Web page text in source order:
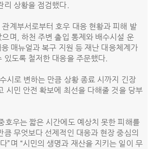
리 상황을 점검했다.
계부서로부터 호우 대응 현황과 피해 발
며, 하천 주변 출입 통제와 배수시설 운
매뉴얼과 복구 지원 등 재난 대응체계가
있도록 철저한 대응을 주문했다.
시로 변하는 만큼 상황 종료 시까지 긴장
시민 안전 확보에 최선을 다해줄 것을 당부
호우는 짧은 시간에도 예상치 못한 피해를
큼 무엇보다 선제적인 대응과 현장 중심의
”며 “시민의 생명과 재산을 지키는 일이 무